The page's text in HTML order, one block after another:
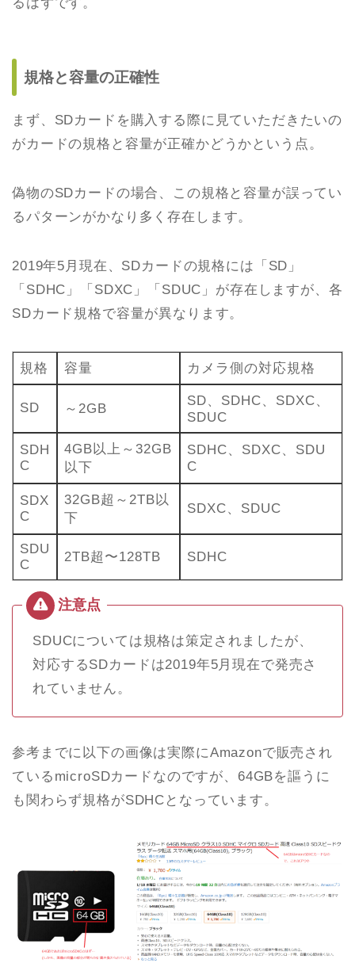
規格と容量の正確性
まず、SDカードを購入する際に見ていただきたいの
がカードの規格と容量が正確かどうかという点。
偽物のSDカードの場合、この規格と容量が誤ってい
るパターンがかなり多く存在します。
2019年5月現在、SDカードの規格には「SD」
「SDHC」「SDXC」「SDUC」が存在しますが、各
SDカード規格で容量が異なります。
規格 容量 カメラ側の対応規格
SD ～2GB
SD、SDHC、SDXC、
SDUC
SDH
C
4GB以上～32GB
以下
SDHC、SDXC、SDU
C
SDX
C
32GB超～2TB以
下
SDXC、SDUC
SDU
C
2TB超〜128TB SDHC
SDUCについては規格は策定されましたが、
対応するSDカードは2019年5月現在で発売さ
れていません。
参考までに以下の画像は実際にAmazonで販売され
ているmicroSDカードなのですが、64GBを謳うに
も関わらず規格がSDHCとなっています。